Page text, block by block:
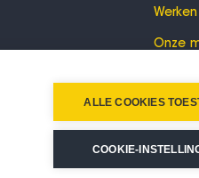
Onze
ALLE COOKIES
COOKIE-